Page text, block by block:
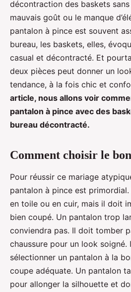
décontraction des baskets
mauvais goût ou le manque
pantalon à pince est souvent
bureau, les baskets, elles,
casual et décontracté. Et
deux pièces peut donner un
tendance, à la fois chic et
article, nous allons voir
pantalon à pince avec des
bureau décontracté.
Comment choisir le
Pour réussir ce mariage
pantalon à pince est
en toile ou en cuir, mais il doit
bien coupé. Un pantalon trop
conviendra pas. Il doit tomber
chaussure pour un look
sélectionner un pantalon à la
coupe adéquate. Un pantalon
pour allonger la silhouette et